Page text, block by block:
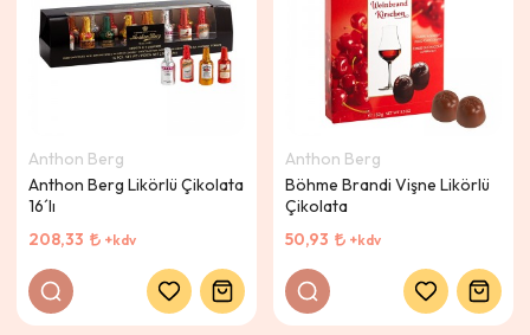
Anthon Berg
Anthon Berg Likörlü Çikolata
16´lı
208,33
+kdv
Anthon Berg
Böhme Brandi Vişne Likörlü
Çikolata
50,93
+kdv